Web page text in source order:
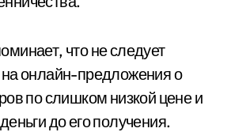
что не следует
онлайн-предложения о
по слишком низкой цене и
до его получения.